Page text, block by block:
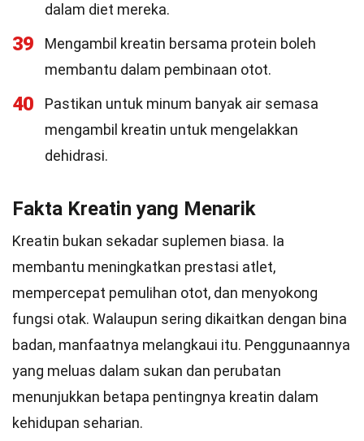
dalam diet mereka.
39
Mengambil kreatin bersama protein boleh
membantu dalam pembinaan otot.
40
Pastikan untuk minum banyak air semasa
mengambil kreatin untuk mengelakkan
dehidrasi.
Fakta Kreatin yang Menarik
Kreatin bukan sekadar suplemen biasa. Ia
membantu meningkatkan prestasi atlet,
mempercepat pemulihan otot, dan menyokong
fungsi otak. Walaupun sering dikaitkan dengan bina
badan, manfaatnya melangkaui itu. Penggunaannya
yang meluas dalam sukan dan perubatan
menunjukkan betapa pentingnya kreatin dalam
kehidupan seharian.